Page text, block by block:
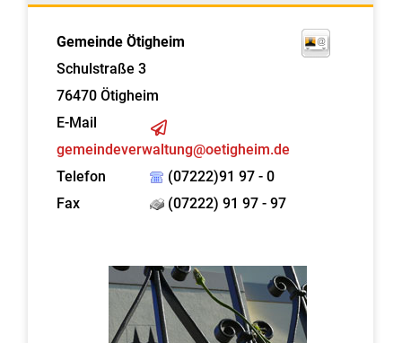
Gemeinde Ötigheim
Schulstraße 3
76470 Ötigheim
E-Mail
gemeindeverwaltung@oetigheim.de
Telefon
(07222)91 97 - 0
Fax
(07222) 91 97 - 97